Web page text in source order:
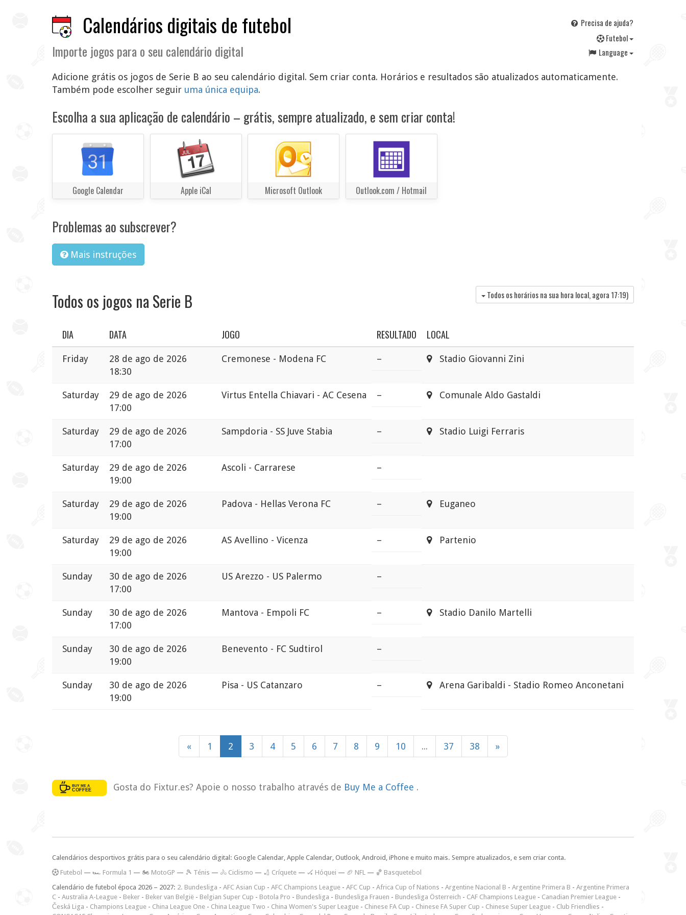
Calendários digitais de futebol
Importe jogos para o seu calendário digital
Precisa de ajuda?
Futebol
Language
Adicione grátis os jogos de Serie B ao seu calendário digital. Sem criar conta. Horários e resultados são atualizados automaticamente.
Também pode escolher seguir uma única equipa.
Escolha a sua aplicação de calendário – grátis, sempre atualizado, e sem criar conta!
Google Calendar Apple iCal Microsoft Outlook Outlook.com / Hotmail
Problemas ao subscrever?
Mais instruções
Todos os jogos na Serie B Todos os horários na sua hora local, agora 17:19)
DIA DATA JOGO RESULTADO LOCAL
Friday
28 de ago de 2026
18:30
Cremonese - Modena FC – Stadio Giovanni Zini
Saturday
29 de ago de 2026
17:00
Virtus Entella Chiavari - AC Cesena – Comunale Aldo Gastaldi
Saturday
29 de ago de 2026
17:00
Sampdoria - SS Juve Stabia – Stadio Luigi Ferraris
Saturday
29 de ago de 2026
19:00
Ascoli - Carrarese –
Saturday
29 de ago de 2026
19:00
Padova - Hellas Verona FC – Euganeo
Saturday
29 de ago de 2026
19:00
AS Avellino - Vicenza – Partenio
Sunday
30 de ago de 2026
17:00
US Arezzo - US Palermo –
Sunday
30 de ago de 2026
17:00
Mantova - Empoli FC – Stadio Danilo Martelli
Sunday
30 de ago de 2026
19:00
Benevento - FC Sudtirol –
Sunday
30 de ago de 2026
19:00
Pisa - US Catanzaro – Arena Garibaldi - Stadio Romeo Anconetani
« 1 2 3 4 5 6 7 8 9 10 ... 37 38 »
Gosta do Fixtur.es? Apoie o nosso trabalho através de Buy Me a Coffee .
Calendários desportivos grátis para o seu calendário digital: Google Calendar, Apple Calendar, Outlook, Android, iPhone e muito mais. Sempre atualizados, e sem criar conta.
Futebol — 🏎️ Formula 1 — 🏍 MotoGP — 🎾 Ténis — 🚴 Ciclismo — 🏏 Críquete — 🏑 Hóquei — 🏈 NFL — 🏀 Basquetebol
Calendário de futebol época 2026 – 2027: 2. Bundesliga - AFC Asian Cup - AFC Champions League - AFC Cup - Africa Cup of Nations - Argentine Nacional B - Argentine Primera B - Argentine Primera
C - Australia A-League - Beker - Beker van België - Belgian Super Cup - Botola Pro - Bundesliga - Bundesliga Frauen - Bundesliga Österreich - CAF Champions League - Canadian Premier League -
Česká Liga - Champions League - China League One - China League Two - China Women's Super League - Chinese FA Cup - Chinese FA Super Cup - Chinese Super League - Club Friendlies -